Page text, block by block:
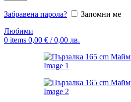
Забравена парола?
Запомни ме
Любими
0 items 0,00 € / 0,00 лв.